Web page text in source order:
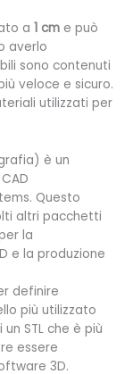
a 1 cm e può
averlo
sono contenuti
veloce e sicuro.
utilizzati per
è un
Questo
altri pacchetti
la
e la produzione
definire
più utilizzato
STL che è più
essere
3D.